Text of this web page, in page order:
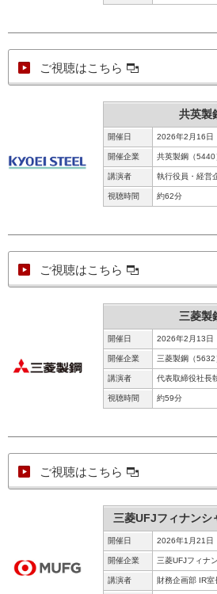
ご視聴はこちら
共英製
開催日 2026年2月16日
開催企業 共英製鋼（5440
講演者 執行役員・経
視聴時間 約62分
ご視聴はこちら
三菱製
開催日 2026年2月13日
開催企業 三菱製鋼（5632
講演者 代表取締役社
視聴時間 約59分
ご視聴はこちら
三菱UFJフィナンシ
開催日 2026年1月21日
開催企業 三菱UFJフィナ
講演者 財務企画部 IR